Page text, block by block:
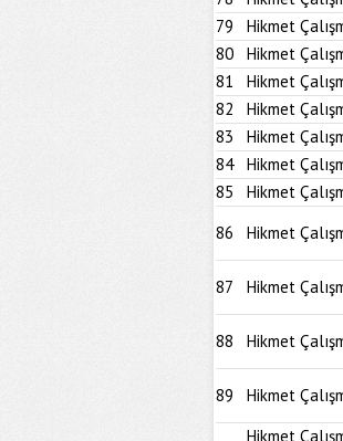
79
Hikmet
80
Hikmet
81
Hikmet
82
Hikmet
83
Hikmet
84
Hikmet
85
Hikmet
86
Hikmet
87 Hikmet
88 Hikmet
89 Hikmet
Hikmet